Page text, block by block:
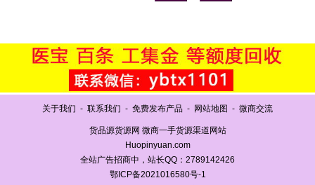
关于我们 - 联系我们 - 免费发布产品 - 网站地图 - 微商交流
货品源货源网 微商一手货源渠道网站
Huopinyuan.com
全站广告招商中，站长QQ：2789142426
鄂ICP备2021016580号-1